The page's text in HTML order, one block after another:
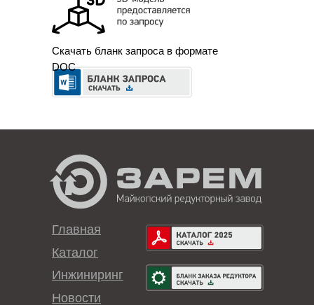
Скачать бланк запроса в формате
DOC
Каталог
Инжиниринг
Главная
Новости